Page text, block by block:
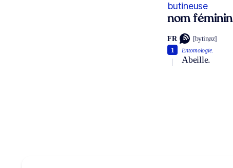
butineuse
nom féminin
FR [bytinøz]
Entomologie.
Abeille.
1